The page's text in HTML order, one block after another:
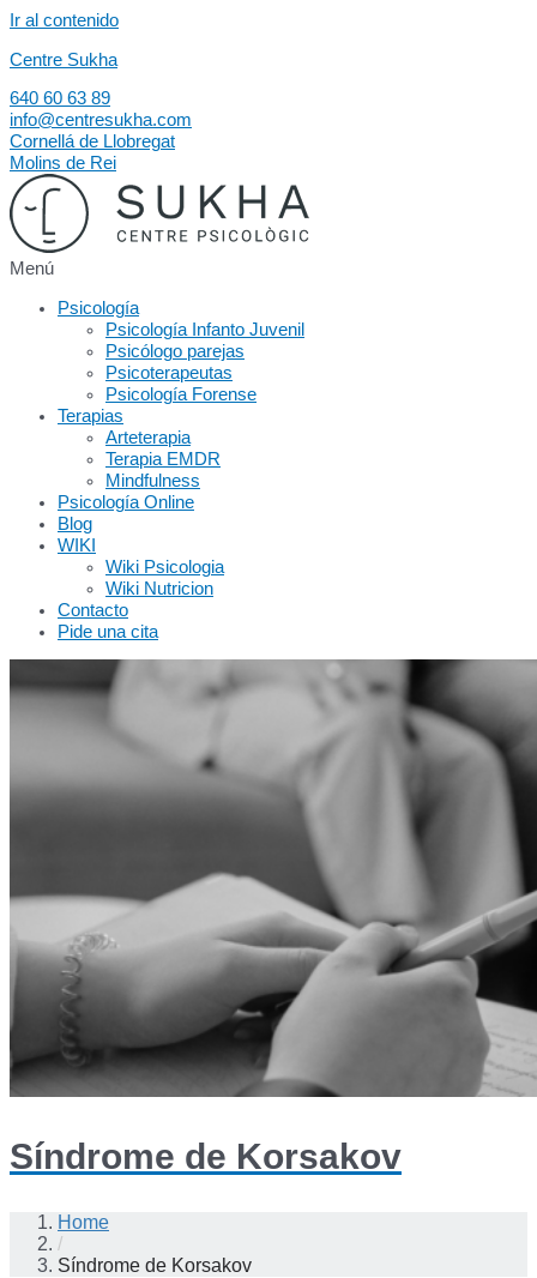
Ir al contenido
Centre Sukha
640 60 63 89
info@centresukha.com
Cornellá de Llobregat
Molins de Rei
Menú
Psicología
Psicología Infanto Juvenil
Psicólogo parejas
Psicoterapeutas
Psicología Forense
Terapias
Arteterapia
Terapia EMDR
Mindfulness
Psicología Online
Blog
WIKI
Wiki Psicologia
Wiki Nutricion
Contacto
Pide una cita
Síndrome de Korsakov
Home
/
Síndrome de Korsakov